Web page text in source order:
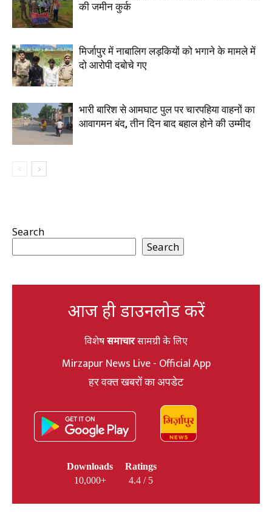
की जमीन कुर्क
मिर्जापुर में नाबालिग लड़कियों को भगाने के मामले में
दो आरोपी दबोचे गए
भारी बारिश से आमघाट पुल पर चारपहिया वाहनों का
आवागमन बंद, तीन दिन बाद बहाल होने की उम्मीद
Search
Search
आज ही डाउनलोड करें
विशेषसमाचारसामग्री के लिए
Mirzapur News Live - Official App
हर वक्त खबरों का अपडेट
Downloads
10,000+
Ratings
4.4 / 5